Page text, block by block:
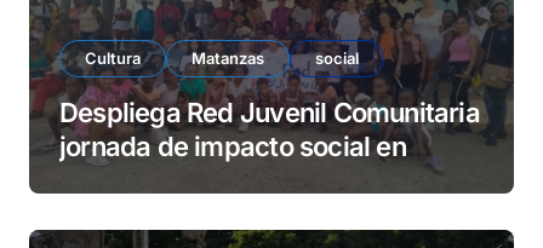
Cultura Matanzas social
Despliega Red Juvenil Comunitaria
jornada de impacto social en